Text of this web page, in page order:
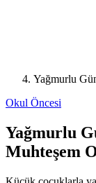
Yağmurlu
Okul Öncesi
Yağmurlu
Muhteşem